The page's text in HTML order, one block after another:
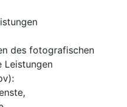
des fotografischen
Leistungen
):
,